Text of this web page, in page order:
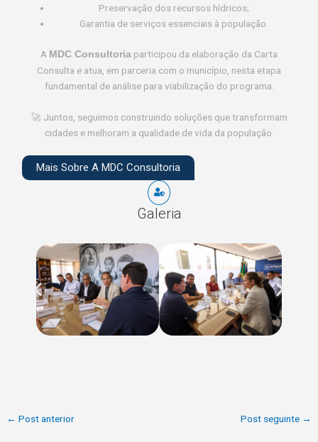
Preservação dos recursos hídricos;
Garantia de serviços essenciais à população.
A MDC Consultoria participou da elaboração da Carta
Consulta e atua, em parceria com o município, nesta etapa
fundamental de análise para viabilização do programa.
🚀 Juntos, seguimos construindo soluções que transformam
cidades e melhoram a qualidade de vida da população.
Mais Sobre A MDC Consultoria
Galeria
← Post anterior Post seguinte →